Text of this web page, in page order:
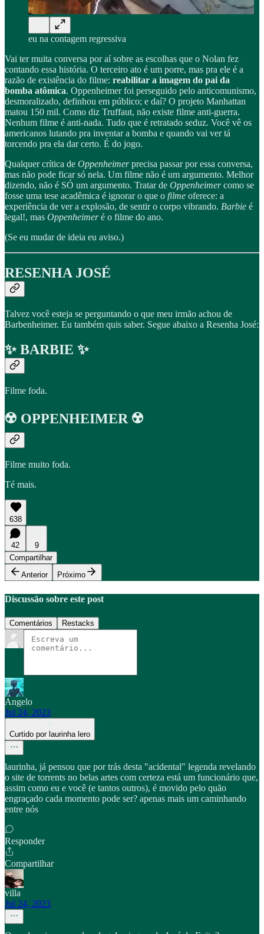
eu na contagem regressiva
Vai ter muita conversa por aí sobre as escolhas que o Nolan fez
contando essa história. O terceiro ato é um porre, mas pra ele é a
razão de existência do filme: reabilitar a imagem do pai da
bomba atômica. Oppenheimer foi perseguido pelo anticomunismo,
desmoralizado, definhou em público; e daí? O projeto Manhattan
matou 150 mil. Como diz Truffaut, não existe filme anti-guerra.
Nenhum filme é anti-nada. Tudo que é retratado seduz. Você vê os
americanos lutando pra inventar a bomba e quando vai ver tá
torcendo pra ela dar certo. É do jogo.
Qualquer crítica de Oppenheimerprecisa passar por essa conversa,
mas não pode ficar só nela. Um filme não é um argumento. Melhor
dizendo, não é SÓ um argumento. Tratar de Oppenheimercomo se
fosse uma tese acadêmica é ignorar o que o filme oferece: a
experiência de ver a explosão, de sentir o corpo vibrando. Barbie é
legal!, mas Oppenheimeré o filme do ano.
(Se eu mudar de ideia eu aviso.)
RESENHA JOSÉ
Talvez você esteja se perguntando o que meu irmão achou de
Barbenheimer. Eu também quis saber. Segue abaixo a Resenha José:
✨ BARBIE ✨
Filme foda.
☢️ OPPENHEIMER ☢️
Filme muito foda.
Té mais.
638
42
9
Compartilhar
Anterior
Próximo
Discussão sobre este post
Comentários Restacks
Angelo
Jul 24, 2023
Curtido por laurinha lero
laurinha, já pensou que por trás desta "acidental" legenda revelando
o site de torrents no belas artes com certeza está um funcionário que,
assim como eu e você (e tantos outros), é movido pelo quão
engraçado cada momento pode ser? apenas mais um caminhando
entre nós
Responder
Compartilhar
villa
Jul 24, 2023